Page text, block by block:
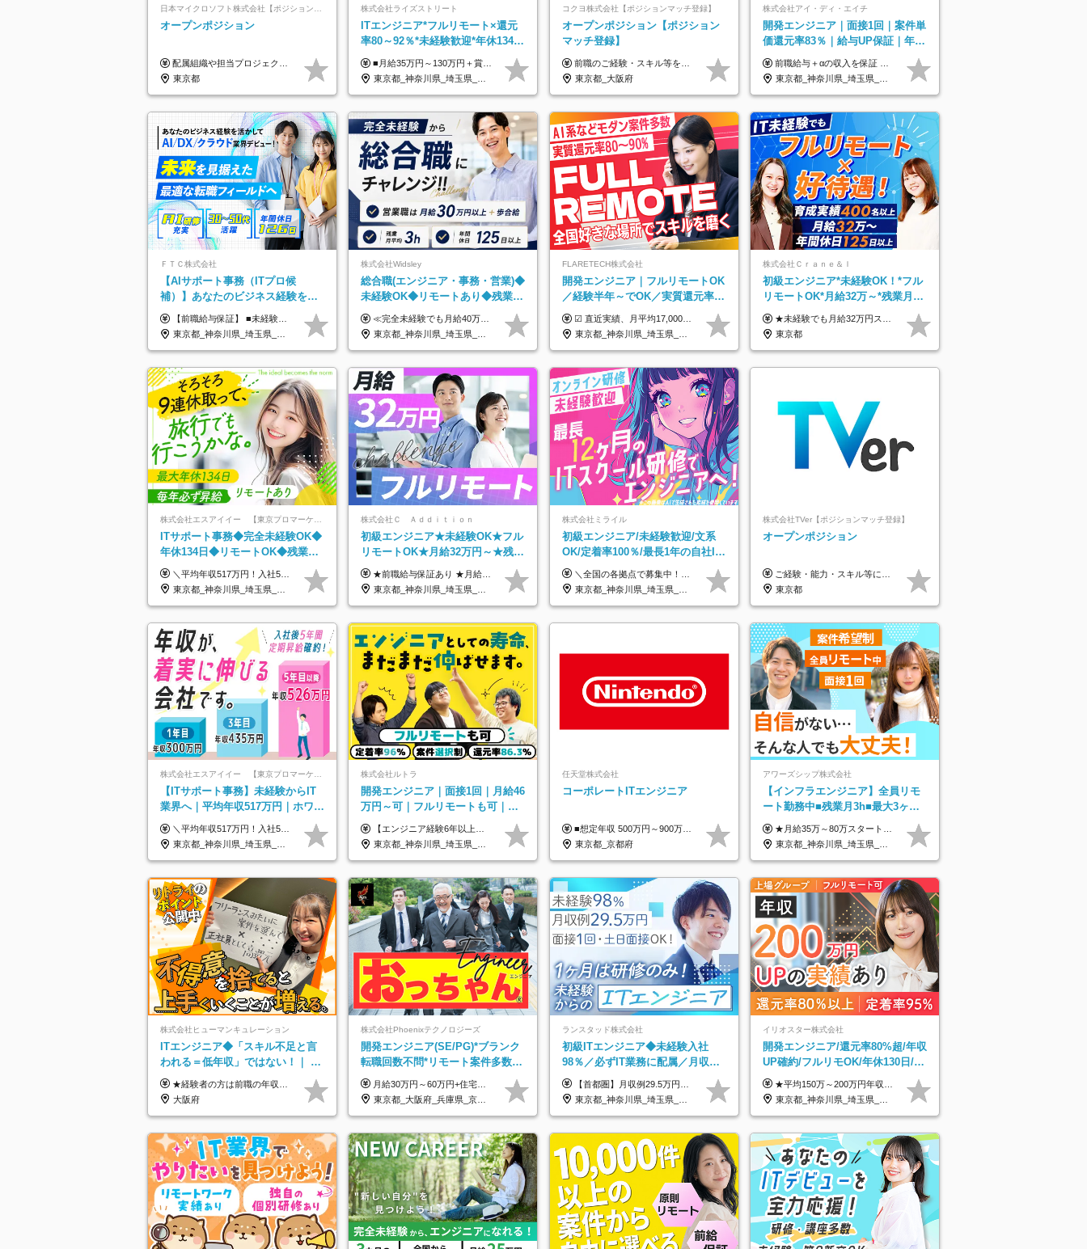
日本マイクロソフト株式会社【ポジションマッチ登録】
オープンポジション
配属組織や担当プロジェクトにより異なります。 ▼参考情報 ----------------------- 年俸650万～（1/12を月々支給） ※経験、能力を考慮の上、当社規定により優遇いたします。 ※時間外、休日出勤、深夜手当に対する賃金も基本年俸に含みます。
東京都
株式会社ライズストリート
ITエンジニア*フルリモート×還元
率80～92％*未経験歓迎*年休134日
*月給35万～*定着率100%
■月給35万円～130万円＋賞与年2回＋各種手当 ※システムエンジニアの経験をお持ちの方は月給41万円以上＋賞与年2回（108万円～）＋手当 ■単価（年収）アップのチャンスは最大年12回 ※残業代は1分単位で100％全額支給。サービス残業などは一切ありません ※試用期間6ヵ月（試用期間中の待遇・給与に差はありません）
東京都_神奈川県_埼玉県_千葉県_大阪府_愛知県_北海道_青森県_岩手県_宮城県_秋田県_山形県_福島県_茨城県_栃木県_群馬県_新潟県_山梨県_長野県_富山県_石川県_福井県_静岡県_岐阜県_三重県_兵庫県_京都府_滋賀県_奈良県_和歌山県_広島県_岡山県_鳥取県_島根県_山口県_徳島県_香川県_愛媛県_高知県_福岡県_熊本県_佐賀県_長崎県_大分県_宮崎県_鹿児島県_沖縄県
コクヨ株式会社【ポジションマッチ登録】
オープンポジション【ポジション
マッチ登録】
前職のご経験・スキル等を考慮して決定します。
東京都_大阪府
株式会社アイ・ディ・エイチ
開発エンジニア｜面接1回｜案件単
価還元率83％｜給与UP保証｜年休
140日｜在宅利用率9割｜独立支
援・副業制度
前職給与＋αの収入を保証 月給42万円～120万円＋各種手当＋賞与 給与基準が明確かつ高還元です。 一人ひとりが安定した環境のもと、長く活躍できる職場を目指しています。 ※平均年収650万円 ・還元率83％ ・各種手当について 職能手当／職務手当／資格手当／営業手当 など ※前職での経験・能力、給与などを考慮の上、当社規定により優遇いたします ※試用期間あり（3ヶ月／期間中の条件に変動はありません） ※上記金額には固定残業代（78,948円～225,564円/月30時間分）を含みます 超過分は別途全額支給いたします ・年収UPを保証 過去には転職時に〈年収200万円UP〉したエンジニアも在籍しています。入社時だけでなく、入社後も安心の給与水準で働ける環境です。キャリアや技術力が正当に評価されていないと感じていたら、一度面接でお話ししましょう！ 当社では管理職の人数は最低限にし、無駄な管理をしません。その費用削減分を社員の給与に還元しています！
東京都_神奈川県_埼玉県_千葉県_大阪府_愛知県_北海道_青森県_岩手県_宮城県_秋田県_山形県_福島県_茨城県_栃木県_群馬県_新潟県_山梨県_長野県_富山県_石川県_福井県_静岡県_岐阜県_三重県_兵庫県_京都府_滋賀県_奈良県_和歌山県_広島県_岡山県_鳥取県_島根県_山口県_徳島県_香川県_愛媛県_高知県_福岡県_熊本県_佐賀県_長崎県_大分県_宮崎県_鹿児島県_沖縄県
ＦＴＣ株式会社
【AIサポート事務（ITプロ候
補）】あなたのビジネス経験をAI
業界で活かす◆IT未経験OK◆目指
せるコンサル
【前職給与保証】 ■未経験者： 月給30万円～35万円 ■ローキャリア（経験目安1年程度）： 月給35万円～40万円 ■経験者（経験目安3年以上）： 月給40万円～60万円 ■即戦力（経験目安5年以上）： 月給45万円～80万円 ※上記金額には固定残業代30時間分 【未経験者5万5000円～7万3000円、 ローキャリア6万4000円～7万3000円、 経験者5万8000円～10万9000円、 即戦力8万2000円～14万5000円】を含みます。 ※30時間を超える場合は追加で全額支給します。 ※経験・能力・前職給与などを総合的に評価したうえでご納得いただけるよう個別決定。 未経験者の場合、前職給与とポテンシャルを査定のうえ決定いたします。 ※日本国内でのIT業界経験、または同等の実務経験と能力に応じて決定します。 ※前職給与は日本円かつ、日本国内での実績に基づき評価します。 【納得の評価システム】 ★クォーター毎に査定する評価制度導入！ 明確な評価基準で翌年度年収を上げましょう！ ★評価対象期間に在籍中のほとんどの社員が昇給し 年収アップを実現しています！ ★様々なインセンティブ制度を用意し多角的に正当評価しています！ ※試用期間6カ月（期間中の待遇等に差異なし）
東京都_神奈川県_埼玉県_千葉県
株式会社Widsley
総合職(エンジニア・事務・営業)◆
未経験OK◆リモートあり◆残業月
3h◆服装髪型自由
≪完全未経験でも月給40万円以上も可能です！≫ -------------- 【1】ITエンジニア 月給26万円～50万円＋プロジェクト手当＋資格手当 【2】IT事務、営業事務 月給26万円～50万円＋プロジェクト手当＋資格手当 ≪【1】【2】共通≫ ★上記給与には固定残業代20時間分(月3万719円～)を含みます。残業が超過した場合は、追加支給します(残業は月平均3時間とほぼ発生しません。残業がなくても、固定残業代は支給されます) ★試用期間6ヵ月あり（期間中は月給23万1000円～。固定残業代20時間分3万719円～を含む／超過分は別途支給） -------------- 【3】SES営業、SaaS営業 月給30万円以上＋インセンティブ＋各種手当 ★上記給与には固定残業代45時間分(月7万6967円～)を含みます。残業が超過した場合は、追加支給します(残業は月平均3時間とほぼ発生しません。残業がなくても、固定残業代は支給されます) ★試用期間6ヵ月あり(期間中も給与や福利厚生は同じです)
東京都_神奈川県_埼玉県_千葉県_大阪府_愛知県_北海道_青森県_岩手県_宮城県_秋田県_山形県_福島県_茨城県_栃木県_群馬県_新潟県_山梨県_長野県_富山県_石川県_福井県_静岡県_岐阜県_三重県_兵庫県_京都府_滋賀県_奈良県_和歌山県_広島県_岡山県_鳥取県_島根県_山口県_徳島県_香川県_愛媛県_高知県_福岡県_熊本県_佐賀県_長崎県_大分県_宮崎県_鹿児島県_沖縄県
FLARETECH株式会社
開発エンジニア｜フルリモートOK
／経験半年～でOK／実質還元率80
～90%／前給保証／AI系など最先
端案件多数
☑︎ 直近実績、月平均17,000円の昇給 ☑︎ 前職給与100%保証 ☑︎ 実質還元率80～90% ☑︎ 待機時も給与は満額支給 月給35万円～70万円＋交通費など各種手当 ※想定年収：4,200,000円～10,560,000円 ※経験・能力等を考慮の上で決定します。 ※上記金額には、みなし残業手当（50時間分・104,000円～212,000円）を含みます。超過分は別途追加支給します。 ┗残業時間は月平均10時間、多い時でも20時間程度と安定しております ★単価連動型の給与体系ではないため、万が一待機になってもその間の給与は満額支給しています。 ＜1年間の昇給事例をご紹介！＞ ・20代/フロントエンドエンジニア：月給274,000円→月給362,000円（＋88,000円/月） ・20代/iOSエンジニア：月給237,000円→月給287,000円（＋50,000円/月） ・20代/Androidエンジニア：月給316,000円→月給374,000円（＋58,000円/月） ・30代/Javaエンジニア（上流）：月給340,000円→月給418,000円（＋78,000円/月） ・30代/PMO：月給340,000円→月給418,000円（＋78,000円/月）
東京都_神奈川県_埼玉県_千葉県_大阪府_愛知県_北海道_青森県_岩手県_宮城県_秋田県_山形県_福島県_茨城県_栃木県_群馬県_新潟県_山梨県_長野県_富山県_石川県_福井県_静岡県_岐阜県_三重県_兵庫県_京都府_滋賀県_奈良県_和歌山県_広島県_岡山県_鳥取県_島根県_山口県_徳島県_香川県_愛媛県_高知県_福岡県_熊本県_佐賀県_長崎県_大分県_宮崎県_鹿児島県_沖縄県
株式会社Ｃｒａｎｅ＆Ｉ
初級エンジニア*未経験OK！*フル
リモートOK*月給32万～*残業月
9.8h*1ヶ月の研修*資格取得率
100％
★未経験でも月給32万円スタート★ 月収32万円～35万円＋各種手当（資格手当だけで毎月15万の上乗せ実績あり！） ★資格手当豊富！1資格につき最大3万円支給 ★功績手当の導入で、毎月のお給与に上乗せで最大10万円支給している社員も！ ★1回の昇級で年収数十万UPも可 ★ゆくゆくは年収1000万以上も目指せる 年俸384万円～1,162万8,000円（12分割） ※経験・スキルを考慮の上決定します ※上記金額には固定残業代（月30h分・60,800円～66,500円）を含みます ※超過分は別途全額支給します ※試用期間2ヶ月間あり（その他待遇に差異はありません）
東京都
ITサポート事務◆完全未経験OK◆
年休134日◆リモートOK◆残業月
7h以下◆賞与年3回◆5年目まで必
ず昇給
＼平均年収517万円！入社5年目まで毎年必ず昇給／ ■賞与年3回 ■年収800万円以上も可 ■入社3年以上の平均年収469.2万円 月給23万2000円以上＋賞与年3回＋各種手当 ☆入社5年目まで最大1万5000円の定期昇給を確約 ┃各種手当充実 ・規定の資格を取得すれば、2000円～5万円を毎月支給（2万4000円～60万円／年） ・研修中に取得した取得率95％の資格でも研修後の給料UP ※月給は年齢・経験・能力を考慮して、優遇いたします ※上記月給金額は固定残業代（20時間/3万1300円円以上）を含み、超過分は別途支給いたします ※試用期間（6ヶ月）は月給に変動はありますが、その他待遇に差異はありません ├入社後1ヶ月～3ヶ月間は、月給20万1900円となります └上記金額は固定残業代（10時間／1万6000円）を含み、超過分は別途支給いたします
東京都_神奈川県_埼玉県_千葉県_大阪府_愛知県_北海道_青森県_岩手県_宮城県_秋田県_山形県_福島県_茨城県_栃木県_群馬県_新潟県_山梨県_長野県_富山県_石川県_福井県_静岡県_岐阜県_三重県_兵庫県_京都府_滋賀県_奈良県_和歌山県_広島県_岡山県_鳥取県_島根県_山口県_徳島県_香川県_愛媛県_高知県_福岡県_熊本県_佐賀県_長崎県_大分県_宮崎県_鹿児島県_沖縄県
株式会社Ｃ Ａｄｄｉｔｉｏｎ
初級エンジニア★未経験OK★フル
リモートOK★月給32万円～★残業
月10h＆年休120日以上★副業可
★前職給与保証あり ★月給32万円以上＋インセンティブあり 月給32万円以上＋インセンティブ＋各種手当 ※上記には固定残業代（月30時間・44,400円～）を含みます ※超過分は別途支給します ※試用期間はございません ★＼成果＝あなたの収入／★ 【1】案件単価ー8万円＝あなたの給与 参画したプロジェクトの案件単価から 一律8万円引いた金額があなたの給与です！ （月給例） ■1人称での構築・小規模な詳細設計 案件単価55万円ー8万円＝月給47万円（還元率85.5%） ■大型案件の設計・構築やプロジェクト管理 案件単価90万円ー8万円＝月給82万円（還元率91.1%） ‥‥‥‥‥‥‥‥‥‥‥‥‥‥‥‥‥‥ 【2】月給の他にも豊富なインセンティブあり 全員が月3～13万円のインセンティブをゲットしています！ ≪インセンティブ制度≫ 稼働している現場で増員・交代が発生し、 当社の人員を配属が決定した際に支給。 ◇C Addition正社員が参画 ：実粗利の10%／毎月 ◇協力会社所属の社員が参画：実粗利の30%／毎月 ≪リファラル制度≫ あなたの知り合いが当社のメンバーになった際に、 毎月1人あたり2万円支給します◎ ‥‥‥‥‥‥‥‥‥‥‥‥‥‥‥‥‥‥
東京都_神奈川県_埼玉県_千葉県_大阪府_愛知県_北海道_青森県_岩手県_宮城県_秋田県_山形県_福島県_茨城県_栃木県_群馬県_新潟県_山梨県_長野県_富山県_石川県_福井県_静岡県_岐阜県_三重県_兵庫県_京都府_滋賀県_奈良県_和歌山県_広島県_岡山県_鳥取県_島根県_山口県_徳島県_香川県_愛媛県_高知県_福岡県_熊本県_佐賀県_長崎県_大分県_宮崎県_鹿児島県_沖縄県
株式会社ミライル
初級エンジニア/未経験歓迎/文系
OK/定着率100％/最長1年の自社IT
スクール研修あり/年休130日
＼全国の各拠点で募集中！／ 給与は以下の通り、勤務地により異なります。 札幌：月給23万円～27万円 仙台：月給22万円～26万円 新潟：月給22万円～26万円 東京：月給26万円～30万円 大阪：月給24万円～29万円 福岡：月給23.5万円～27万円 沖縄：月給21万円～26万円 ◎給与は知識や経験を考慮して決定します。 ◎残業は別途全額支給します。 ◎試用期間12カ月あり（給与は以下の通りです。その他条件に変更はありません） （試用期間の給与） 札幌：月給18.6万円～ 仙台：月給19万円～ 新潟：月給18万円～ 東京：月給22万円～ 大阪：月給20.8万円～ 福岡：月給19万円～ 沖縄：月給18万円～
東京都_神奈川県_埼玉県_千葉県_大阪府_愛知県_北海道_青森県_岩手県_宮城県_秋田県_山形県_福島県_茨城県_栃木県_群馬県_新潟県_山梨県_長野県_富山県_石川県_福井県_静岡県_岐阜県_三重県_兵庫県_京都府_滋賀県_奈良県_和歌山県_広島県_岡山県_鳥取県_島根県_山口県_徳島県_香川県_愛媛県_高知県_福岡県_熊本県_佐賀県_長崎県_大分県_宮崎県_鹿児島県_沖縄県
株式会社TVer【ポジションマッチ登録】
オープンポジション
ご経験・能力・スキル等により、当社基準にて優遇・相談のうえ決定いたします。
東京都
株式会社エスアイイー 【東京プロマーケット上場】
【ITサポート事務】未経験からIT
業界へ｜平均年収517万円｜ホワイ
ト企業認定｜年休134日｜リモート
OK
＼平均年収517万円！入社5年目まで毎年必ず昇給／ ■賞与年3回 ■年収800万円以上も可 ■入社3年以上の平均年収469.2万円 月給23万2000円以上＋賞与年3回＋各種手当 ☆入社5年目まで最大1万5000円の定期昇給を確約 ┃各種手当充実 ・規定の資格を取得すれば、2000円～5万円を毎月支給（2万4000円～60万円／年） ・研修中に取得した取得率95％の資格でも研修後の給料UP ※月給は年齢・経験・能力を考慮して、優遇いたします ※上記月給金額は固定残業代（20時間/3万1300円円以上）を含み、超過分は別途支給いたします ※試用期間（6ヶ月）は月給に変動はありますが、その他待遇に差異はありません ├入社後1ヶ月～3ヶ月間は、月給20万1900円となります └上記金額は固定残業代（10時間／1万6000円）を含み、超過分は別途支給いたします
東京都_神奈川県_埼玉県_千葉県_大阪府_愛知県_北海道_青森県_岩手県_宮城県_秋田県_山形県_福島県_茨城県_栃木県_群馬県_新潟県_山梨県_長野県_富山県_石川県_福井県_静岡県_岐阜県_三重県_兵庫県_京都府_滋賀県_奈良県_和歌山県_広島県_岡山県_鳥取県_島根県_山口県_徳島県_香川県_愛媛県_高知県_福岡県_熊本県_佐賀県_長崎県_大分県_宮崎県_鹿児島県_沖縄県
株式会社ルトラ
開発エンジニア｜面接1回｜月給46
万円～可｜フルリモートも可｜案
件選択制｜定着率96％以上｜副業
OK｜住宅手当
【エンジニア経験6年以上の方】 月給46万円～100万円（固定残業代含む） ※上記月給には月30時間分の固定残業代（月8万7,400円～月19万円）を含む。超過分は全額支給。 【エンジニア経験4年以上の方】 月給42万円～100万円（固定残業代含む） ※上記月給には月30時間分の固定残業代（月7万9,800円～月19万円）を含む。超過分は全額支給。 【エンジニア経験4年未満の方】 月給38万円～100万円（固定残業代含む） ※上記月給には月30時間分の固定残業代（月7万2,200円～月19万円）を含む。超過分は全額支給。 ※経験、スキル、前職給与などを踏まえて決定。 ◆ルトラの給与制度のポイント！◆ ・社員の95%が入社時に年収UP！最高で300万円UPの実績も ・平均還元率86.3%（交通費・住宅手当・会社負担分の社保も含む） ・人柄やポテンシャルを評価し、スキル以上の希望年収を提示することも ・退職金制度やリファラル手当（平均50万円）あり
東京都_神奈川県_埼玉県_千葉県_大阪府_愛知県_北海道_青森県_岩手県_宮城県_秋田県_山形県_福島県_茨城県_栃木県_群馬県_新潟県_山梨県_長野県_富山県_石川県_福井県_静岡県_岐阜県_三重県_兵庫県_京都府_滋賀県_奈良県_和歌山県_広島県_岡山県_鳥取県_島根県_山口県_徳島県_香川県_愛媛県_高知県_福岡県_熊本県_佐賀県_長崎県_大分県_宮崎県_鹿児島県_沖縄県
任天堂株式会社
コーポレートITエンジニア
■想定年収 500万円～900万円 月給制 月給278,000円～ ※残業が発生した場合、残業代を別途全額支給します ※試用期間2ヶ月あり(待遇や給与に差異はありません)
東京都_京都府
アワーズシップ株式会社
【インフラエンジニア】全員リモ
ート勤務中■残業月3h■最大3ヶ月
の連休あり■年休126日■20～30代
活躍中！
★月給35万～80万スタートも可 【未経験の方】 ■月給26万～80万＋賞与年2回（年2ヶ月分） 【何かしらのインフラエンジニア経験をお持ちの方】 ■月給35万～80万＋賞与年2回（年2ヶ月分） ※スキル・経験などを考慮し決定します ※試用期間6ヶ月あり。期間中は契約社員となります。その他の待遇に差異はありません（試用期間終了後、昇給の可能性あり） ※上記金額には固定残業代（月30時間分／4万9600円～15万2600円）を含みます。超過分は別途支給いたします。 ＼頑張りはインセンティブで還元！／ クライアントに貢献度を評価され、当社のエンジニアが追加で案件に参画することになるなど、会社にとって利益になる行動はしっかり評価します。 会社の成長に貢献できていることを実感でき、「もっと頑張ろう」と思える体制づくりを整えています！
東京都_神奈川県_埼玉県_千葉県_大阪府
株式会社ヒューマンキュレーション
ITエンジニア◆「スキル不足と言
われる＝低年収」ではない！｜ 不
安を克服し、年収アップした社員
の実例
★経験者の方は前職の年収以上を保証します ★案件単価を開示した上で80％以上を還元します 月給25万円以上＋賞与年2回 ※経験や能力を考慮の上で優遇します ※試用期間が3ヶ月(その間の給与・待遇・雇用形態に変更はありません) ※月給には月20時間分のみなし残業手当(5万円)を含みます(超過分は別途支給) ★残業平均は月10時間以下ですので、毎月10時間分程度はお得です！
大阪府
株式会社Phoenixテクノロジーズ
開発エンジニア(SE/PG)*ブランク
転職回数不問*リモート案件多数*
残業ほぼ0*通院のための半休制度
あり
月給30万円～60万円+住宅手当+職能手当+役職手当+決算賞与+報奨金 ※経験・能力を考慮し、優遇します ※給与には20時間分のみなし時間外手当(3万7000円以上)を含みます(超過時間分は別途追加支給) ※試用期間3～6ヵ月あり(その間の給与、待遇に差異なし) ※場合によって契約社員での採用の可能性あり(面接時に応相談)
東京都_大阪府_兵庫県_京都府_福岡県
ランスタッド株式会社
初級ITエンジニア◆未経験入社
98％／必ずIT業務に配属／月収例
29.5万円／Web面接1回／土日面接
可/SE
【首都圏】月収例29.5万円（月給26万円＋諸手当） 【東海・関西】月収例28.5万円（月給25万円＋諸手当） 【九州】月収例26万円（月給23万円＋諸手当） ※経験・スキル・前職給与を踏まえ、総合的に判断して決定します。 例：首都圏 月収例31万円（月給27万円＋諸手当） ◆各種手当 ・通勤手当（上限4万円まで） ・残業代手当（1分単位で全額支給） ※固定残業代制は採用しておりません ・深夜勤務手当 ・資格取得支援（ランクに応じてお祝い金1万円～10万円を支給） ◆昇給：年1回 ◆補足 ・研修中1ヶ月間は、時給1670円となります。 ・試用期間6ヶ月あり。その間の待遇に変更はありません。 ※詳細は面接時にご案内します。
東京都_神奈川県_埼玉県_千葉県_大阪府_愛知県_兵庫県_京都府_福岡県
イリオスター株式会社
開発エンジニア/還元率80%超/年収
UP確約/フルリモOK/年休130日/平
均残業7h/約2万件の案件から選択
★平均150万～200万円年収UPを実現！ ★前職給与を100％保証！ ★案件内容の開示・明確な評価体制あり ⇒クライアント評価で即昇給を実現したケースも◎ ★年12回（毎月昇給チャンスあり） ■月給35万円～103万円 ※経験・能力・前職給与を考慮し、決定 ※上記給与には月30時間分(6万6500円以上)の固定残業代が含まれます。超過分は手当として別途支給します ※試用期間3ヶ月あり(期間中の給与・待遇面に差異はありません) ▼収入アップの実例をご紹介 ───────────── ★働き方改革をした30代男性（PG） 子どもが生まれたばかりなのに、忙しい現場で残業も月50～60時間が当たり前。 ⇒残業ほぼゼロ＆週3リモートの働き方に！しかも給与もアップ！ ★収入アップした30代男性（PM） 子供が3人いて家計も苦しく、残業代で稼ぐ日々… ⇒残業をたくさんしていた年収額より、100万円以上アップしました！
東京都_神奈川県_埼玉県_千葉県_大阪府_愛知県_北海道_青森県_岩手県_宮城県_秋田県_山形県_福島県_茨城県_栃木県_群馬県_新潟県_山梨県_長野県_富山県_石川県_福井県_静岡県_岐阜県_三重県_兵庫県_京都府_滋賀県_奈良県_和歌山県_広島県_岡山県_鳥取県_島根県_山口県_徳島県_香川県_愛媛県_高知県_福岡県_熊本県_佐賀県_長崎県_大分県_宮崎県_鹿児島県_沖縄県